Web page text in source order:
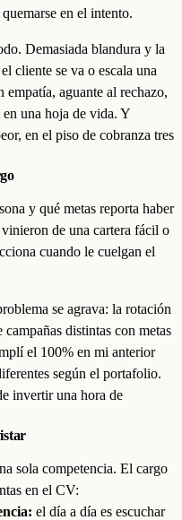
en el intento.
Demasiada blandura y la
cliente se va o escala una
aguante al rechazo,
una hoja de vida. Y
en el piso de cobranza tres
y qué metas reporta haber
de una cartera fácil o
cuando le cuelgan el
se agrava: la rotación
distintas con metas
el 100% en mi anterior
según el portafolio.
invertir una hora de
sola competencia. El cargo
en el CV:
el día a día es escuchar